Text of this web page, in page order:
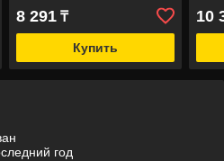
8 291₸
Купить
10
год